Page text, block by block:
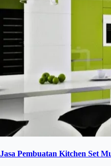
Jasa Pembuatan Kitchen Set